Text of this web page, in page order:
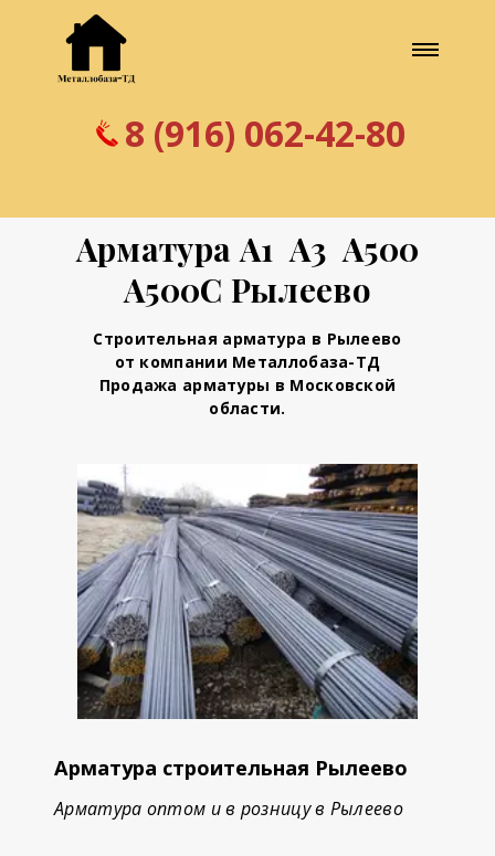
8 (916) 062-42-80
Арматура А1 А3 А500
А500С Рылеево
Строительная арматура в Рылеево
от компании Металлобаза-ТД
Продажа арматуры в Московской
области.
Арматура строительная Рылеево
Арматура оптом и в розницу в Рылеево